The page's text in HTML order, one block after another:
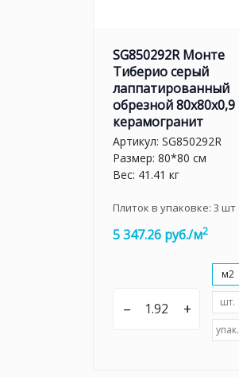
SG850292R Монте
Тиберио серый
лаппатированный
обрезной 80x80x0,9
керамогранит
Артикул: SG850292R
Размер: 80*80 см
Вес: 41.41 кг
Плиток в упаковке: 3 шт
5 347.26 руб./м2
– +
м2
шт.
упак.